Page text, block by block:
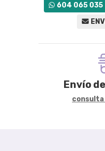
604 065 035
Envío